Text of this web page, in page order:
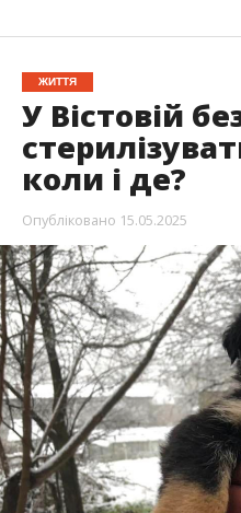
ЖИТТЯ
У Вістовій
коли і де?
Опубліковано 15.05.2025